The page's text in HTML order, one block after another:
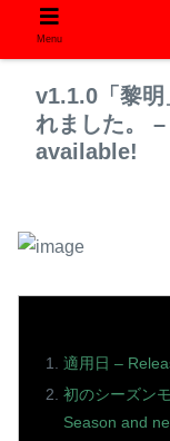
v1.1.0「黎明
れました。
available!
適用日 –
初のシーズン
Season and
Menu